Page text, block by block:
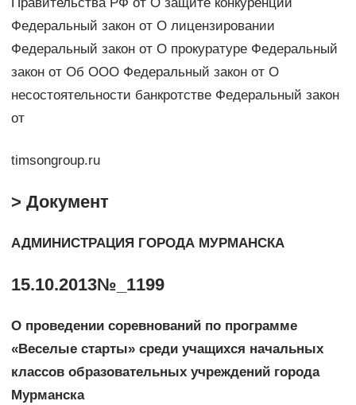
Правительства РФ от О защите конкуренции
Федеральный закон от О лицензировании
Федеральный закон от О прокуратуре Федеральный
закон от Об ООО Федеральный закон от О
несостоятельности банкротстве Федеральный закон
от
timsongroup.ru
> Документ
АДМИНИСТРАЦИЯ ГОРОДА МУРМАНСКА
15.10.2013№_1199
О проведении соревнований по программе
«Веселые старты» среди учащихся начальных
классов образовательных учреждений города
Мурманска